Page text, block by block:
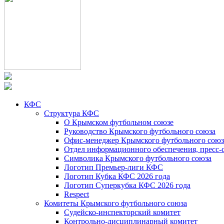
КФС
Структура КФС
О Крымском футбольном союзе
Руководство Крымского футбольного союза
Офис-менеджер Крымского футбольного
Отдел информационного обеспечения, пресс-
Символика Крымского футбольного союза
Логотип Премьер-лиги КФС
Логотип Кубка КФС 2026 года
Логотип Суперкубка КФС 2026 года
Respect
Комитеты Крымского футбольного союза
Судейско-инспекторский комитет
Контрольно-дисциплинарный комитет